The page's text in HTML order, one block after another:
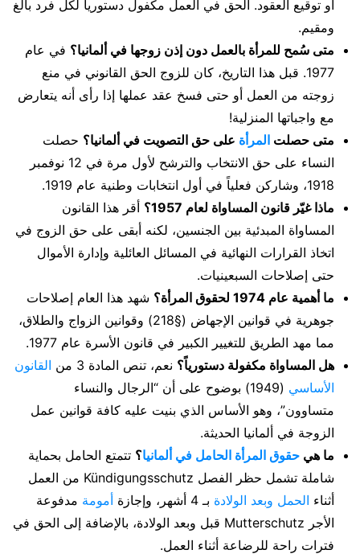
أو توقيع العقود. الحق في العمل مكفول دستورياً لكل فرد بالغ
ومقيم.
متى سُمح للمرأة بالعمل دون إذن زوجها في ألمانيا؟ في عام
1977. قبل هذا التاريخ، كان للزوج الحق القانوني في منع
زوجته من العمل أو حتى فسخ عقد عملها إذا رأى أنه يتعارض
مع واجباتها المنزلية!
متى حصلت المرأة على حق التصويت في ألمانيا؟ حصلت
النساء على حق الانتخاب والترشح لأول مرة في 12 نوفمبر
1918، وشاركن فعلياً في أول انتخابات وطنية عام 1919.
ماذا غيّر قانون المساواة لعام 1957؟
أقر هذا القانون
المساواة المبدئية بين الجنسين، لكنه أبقى على حق الزوج في
اتخاذ القرارات النهائية في المسائل العائلية وإدارة الأموال
حتى إصلاحات السبعينيات.
ما أهمية عام 1974 لحقوق المرأة؟
شهد هذا العام إصلاحات
جوهرية في قوانين الإجهاض (§218) وقوانين الزواج والطلاق،
مما مهد الطريق للتغيير الكبير في قانون الأسرة عام 1977.
هل المساواة مكفولة دستورياً؟ نعم، تنص المادة 3 من
القانون
الأساسي
(1949) بوضوح على أن “الرجال والنساء
متساوون”، وهو الأساس الذي بنيت عليه كافة قوانين عمل
الزوجة في ألمانيا الحديثة.
ما هي حقوق المرأة الحامل في ألمانيا؟ تتمتع الحامل بحماية
شاملة تشمل حظر الفصل Kündigungsschutz من العمل
أثناء الحمل وبعد الولادة بـ 4 أشهر، وإجازة أمومة مدفوعة
الأجر Mutterschutz قبل وبعد الولادة، بالإضافة إلى الحق في
فترات راحة للرضاعة أثناء العمل.